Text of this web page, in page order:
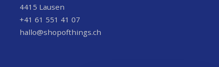
Plattformen für Analysen, ohne dass
Änderungen an einem Pfad den
anderen beeinflussen, was Flexibilität
4415 Lausen
+41 61 551 41 07
hallo@shopofthings.ch